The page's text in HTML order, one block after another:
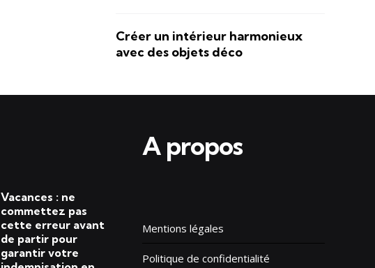
Créer un intérieur harmonieux
avec des objets déco
Vacances : ne
commettez pas
cette erreur avant
de partir pour
garantir votre
A propos
Mentions légales
Politique de confidentialité